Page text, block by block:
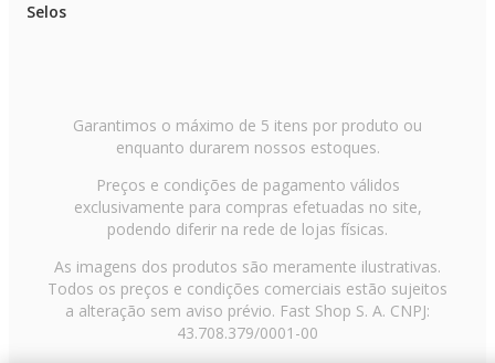
Selos
Garantimos o máximo de 5 itens por produto ou
enquanto durarem nossos estoques.
Preços e condições de pagamento válidos
exclusivamente para compras efetuadas no site,
podendo diferir na rede de lojas físicas.
As imagens dos produtos são meramente ilustrativas.
Todos os preços e condições comerciais estão sujeitos
a alteração sem aviso prévio. Fast Shop S. A. CNPJ:
43.708.379/0001-00